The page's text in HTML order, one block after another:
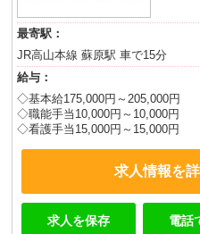
最寄駅：
JR高山本線 蘇原駅 車で15分
給与：
◇基本給175,000円～205,000円
◇職能手当10,000円～10,000円
◇看護手当15,000円～15,000円
求人情報を
求人を保存 電話